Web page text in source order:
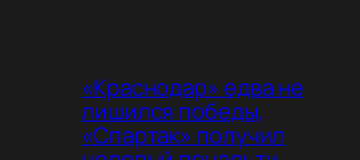
«Краснодар» едва не
лишился победы,
«Спартак» получил